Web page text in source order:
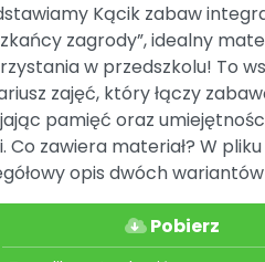
Archiwalne
Pomoc
Kącik zabaw
zagrody”, idealny
w przedszkolu! To
zajęć, który łączy
pamięć oraz
Co zawiera materiał? W
opis dwóch wariantów
Pobierz